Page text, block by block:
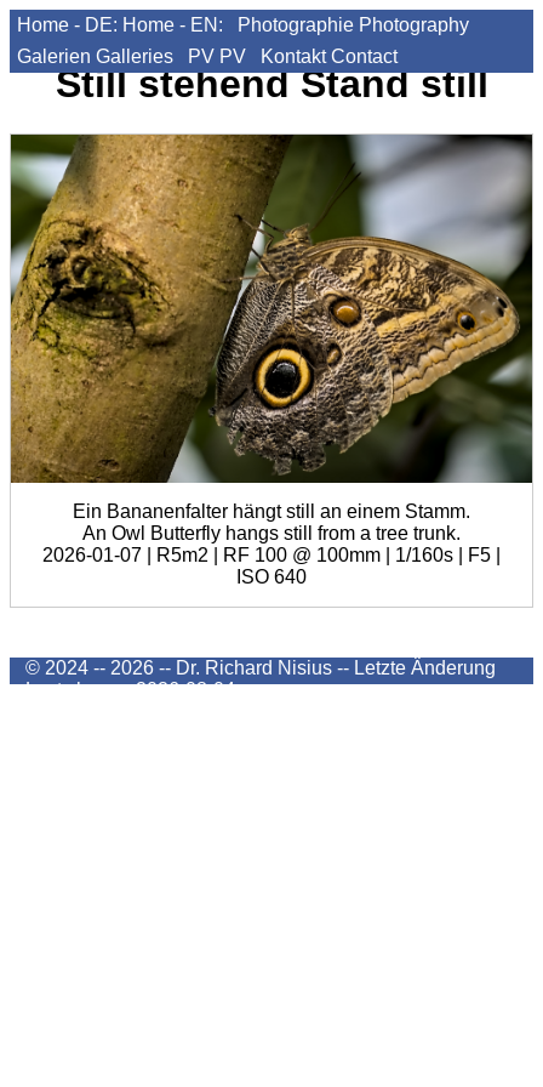
Home - DE: Home - EN: Photographie Photography
Galerien Galleries PV PV Kontakt Contact
Still stehendStand still
Ein Bananenfalter hängt still an einem Stamm.
An Owl Butterfly hangs still from a tree trunk.
2026-01-07 | R5m2 | RF 100 @ 100mm | 1/160s | F5 |
ISO 640
© 2024 -- 2026 -- Dr. Richard Nisius -- Letzte Änderung
Last change2026-08-04